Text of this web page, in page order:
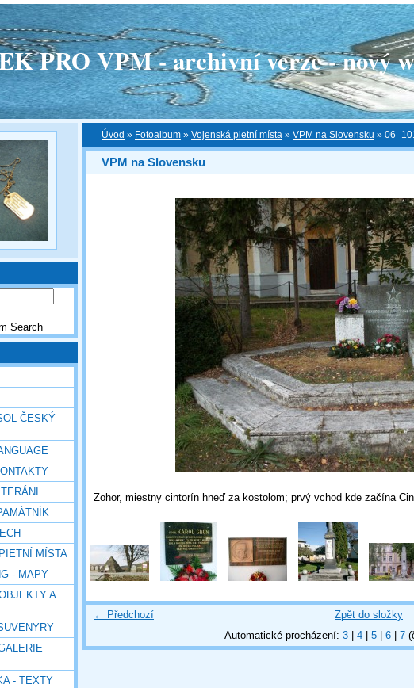
PRO VPM - archivní verze - nový
ČESKÝ
MÍSTA
- MAPY
A
- TEXTY
Úvod » Fotoalbum » Vojenská pietní místa » VPM na Slovensku »
VPM na Slovensku
Zohor, miestny cintorín hneď za kostolom; prvý vchod kde začína
← Předchozí
Zpět do složky
Automatické procházení: 3| 4| 5| 6| 7